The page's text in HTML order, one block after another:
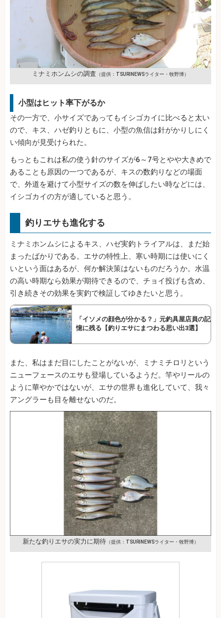
ミナミホンムシの調査 （提供：TSURINEWSライター・牧野博）
小型はヒット率下がるか
その一方で、小サイズであってもイシゴカイに比べると太い
ので、キス、ハゼ釣りともに、小型の魚信は針がかりしにく
い傾向が見受けられた。
もっともこれは私の使う針のサイズが6～7号とやや大きめで
あることも原因の一つであるが、キスの数釣りなどの場面
で、外道を避けて小型サイズの数を伸ばしたい時などには、
イシゴカイの方が適していると思う。
釣りエサも進化する
ミナミホンムシによるキス、ハゼ実釣トライアルは、まだ始
まったばかりである。エサの特性上、寒い時期には使いにく
いという面はあるが、何か解決策はないものだろうか。水温
の高い時期なら効果が期待できるので、チョイ投げも含め、
引き続きその効果を実釣で検証してゆきたいと思う。
「イソメの顔色が分かる？」元釣具屋店員の記
憶に残る【釣りエサにまつわる思い出3選】
また、私はまだ目にしたことがないが、ミナミチロリという
ニューフェースのエサも登場しているようだ。竿やリールの
ように華やかではないが、エサの世界も進化していて、我々
アングラーも目を離せないのだ。
新たな釣りエサの実力に期待（提供：TSURINEWSライター・牧野博）